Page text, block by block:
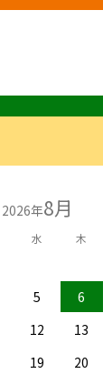
2026年8月
水 木
5 6
12 13
19 20